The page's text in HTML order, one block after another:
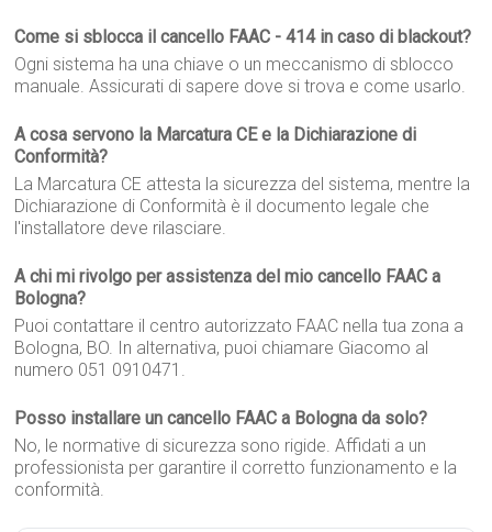
Come si sblocca il cancello FAAC - 414 in caso di blackout?
Ogni sistema ha una chiave o un meccanismo di sblocco
manuale. Assicurati di sapere dove si trova e come usarlo.
A cosa servono la Marcatura CE e la Dichiarazione di
Conformità?
La Marcatura CE attesta la sicurezza del sistema, mentre la
Dichiarazione di Conformità è il documento legale che
l'installatore deve rilasciare.
A chi mi rivolgo per assistenza del mio cancello FAAC a
Bologna?
Puoi contattare il centro autorizzato FAAC nella tua zona a
Bologna, BO. In alternativa, puoi chiamare Giacomo al
numero 051 0910471.
Posso installare un cancello FAAC a Bologna da solo?
No, le normative di sicurezza sono rigide. Affidati a un
professionista per garantire il corretto funzionamento e la
conformità.